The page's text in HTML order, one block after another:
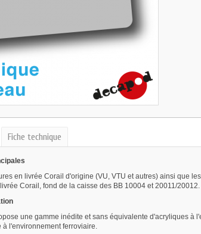
Fiche technique
en livrée Corail d'origine (VU, VTU et autres) ainsi que les
Corail, fond de la caisse des BB 10004 et 20011/20012.
une gamme inédite et sans équivalente d'acryliques à
à l'environnement ferroviaire.